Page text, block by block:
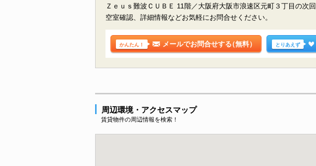
Ｚｅｕｓ難波ＣＵＢＥ 11階／大阪府大阪市浪速区元町３丁目の次
空室確認、詳細情報などお気軽にお問合せください。
かんたん！ メールでお問合せする（無料） とりあえず
周辺環境・アクセスマップ
賃貸物件の周辺情報を検索！